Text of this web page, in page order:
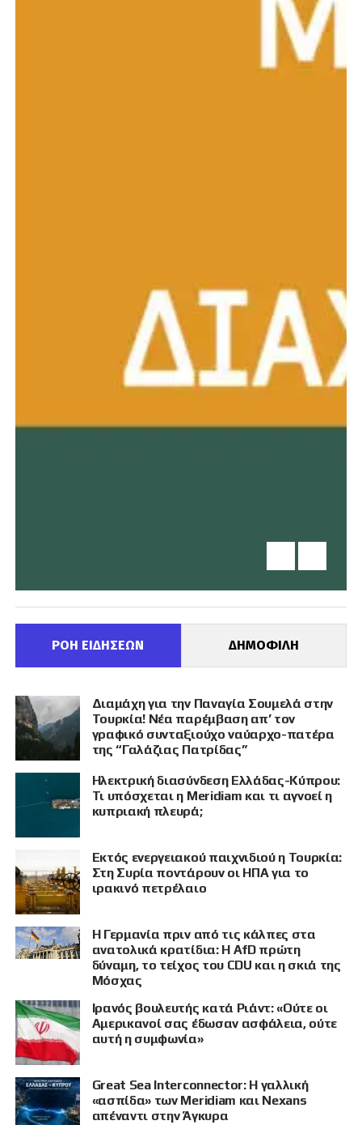
ΠΡΟΒΟΛΗ
ΡΟΗ ΕΙΔΗΣΕΩΝ ΔΗΜΟΦΙΛΗ
Διαμάχη για την Παναγία Σουμελά στην
Τουρκία! Νέα παρέμβαση απ’ τον
γραφικό συνταξιούχο ναύαρχο-πατέρα
της “Γαλάζιας Πατρίδας”
Ηλεκτρική διασύνδεση Ελλάδας-Κύπρου:
Τι υπόσχεται η Meridiam και τι αγνοεί η
κυπριακή πλευρά;
Εκτός ενεργειακού παιχνιδιού η Τουρκία:
Στη Συρία ποντάρουν οι ΗΠΑ για το
ιρακινό πετρέλαιο
Η Γερμανία πριν από τις κάλπες στα
ανατολικά κρατίδια: Η AfD πρώτη
δύναμη, το τείχος του CDU και η σκιά της
Μόσχας
Ιρανός βουλευτής κατά Ριάντ: «Ούτε οι
Αμερικανοί σας έδωσαν ασφάλεια, ούτε
αυτή η συμφωνία»
Great Sea Interconnector: Η γαλλική
«ασπίδα» των Meridiam και Nexans
απέναντι στην Άγκυρα